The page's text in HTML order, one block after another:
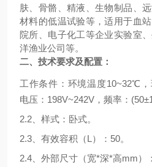
肤、骨骼、精液、生物制品、
材料的低温试验等，适用于血
院所、电子化工等企业实验室
洋渔业公司等。
二、技术要求及配置：
工作条件：环境温度10~32℃，
电压：198V~242V，频率：
2.2、样式：卧式。
2.3、有效容积（L）：50。
2.4、外部尺寸（宽*深*高mm）